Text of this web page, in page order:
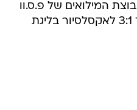
המילואים של פ.ס.וו
אינדהובן ושיחק 61 בהפסד 3:1 לאקסלסיור בליגת